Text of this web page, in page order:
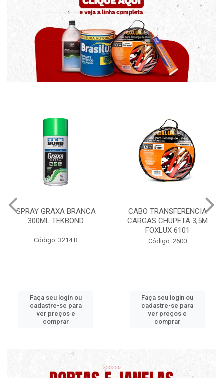
CABO TRANSFERENCIA
CARGAS CHUPETA 3,5M
Código: 2600
Faça seu login ou
cadastre-se para
ver preços e
comprar
CHAVE DE RODA TIPO CRUZ
17X19X21X23 FOX 4513
Código: 2628
Faça seu login ou
cadastre-se para
ver preços e
comprar